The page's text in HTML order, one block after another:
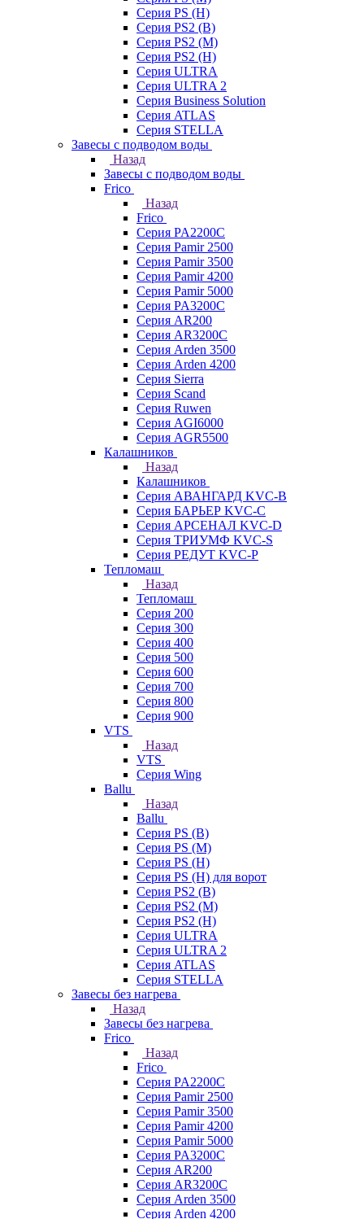
Серия PS (H)
Серия PS2 (B)
Серия PS2 (M)
Серия PS2 (H)
Серия ULTRA
Серия ULTRA 2
Серия Business Solution
Серия ATLAS
Серия STELLA
Завесы с подводом воды
Назад
Завесы с подводом воды
Frico
Назад
Frico
Серия PA2200C
Серия Pamir 2500
Серия Pamir 3500
Серия Pamir 4200
Серия Pamir 5000
Серия PA3200C
Серия AR200
Серия AR3200C
Серия Arden 3500
Серия Arden 4200
Серия Sierra
Серия Scand
Серия Ruwen
Серия AGI6000
Серия AGR5500
Калашников
Назад
Калашников
Серия АВАНГАРД KVC-B
Серия БАРЬЕР KVC-C
Серия АРСЕНАЛ KVC-D
Серия ТРИУМФ KVC-S
Серия РЕДУТ KVC-P
Тепломаш
Назад
Тепломаш
Серия 200
Серия 300
Серия 400
Серия 500
Серия 600
Серия 700
Серия 800
Серия 900
VTS
Назад
VTS
Серия Wing
Ballu
Назад
Ballu
Серия PS (B)
Серия PS (M)
Серия PS (H)
Серия PS (H) для ворот
Серия PS2 (B)
Серия PS2 (M)
Серия PS2 (H)
Серия ULTRA
Серия ULTRA 2
Серия ATLAS
Серия STELLA
Завесы без нагрева
Назад
Завесы без нагрева
Frico
Назад
Frico
Серия PA2200C
Серия Pamir 2500
Серия Pamir 3500
Серия Pamir 4200
Серия Pamir 5000
Серия PA3200C
Серия AR200
Серия AR3200C
Серия Arden 3500
Серия Arden 4200